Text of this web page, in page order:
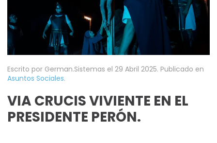
Escrito por German.Sistemas el 29 Abril 2025. Publicado en
Asuntos Sociales.
VIA CRUCIS VIVIENTE EN EL
PRESIDENTE PERÓN.